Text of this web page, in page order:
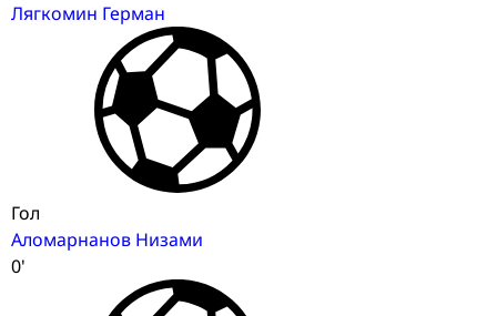
Лягкомин Герман
Гол
Аломарнанов Низами
0'